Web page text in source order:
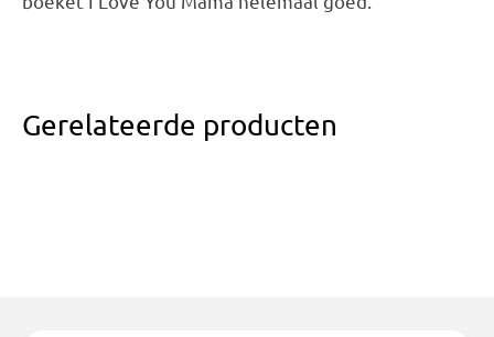
Gerelateerde producten